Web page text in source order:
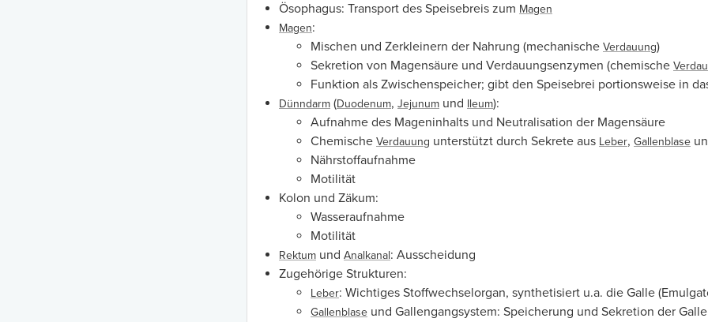
Ösophagus: Transport des Speisebreis zum Magen
Magen:
Mischen und Zerkleinern der Nahrung (mechanische Verdauung)
Sekretion von Magensäure und Verdauungsenzymen (chemische
Funktion als Zwischenspeicher; gibt den Speisebrei portionsweise in
Dünndarm (Duodenum, Jejunum und Ileum):
Aufnahme des Mageninhalts und Neutralisation der Magensäure
Chemische Verdauung unterstützt durch Sekrete aus Leber, Gallenblase
Nährstoffaufnahme
Motilität
Kolon und Zäkum:
Wasseraufnahme
Motilität
Rektum und Analkanal: Ausscheidung
Zugehörige Strukturen:
Leber: Wichtiges Stoffwechselorgan, synthetisiert u.a. die Galle
Gallenblase und Gallengangsystem: Speicherung und Sekretion der Galle